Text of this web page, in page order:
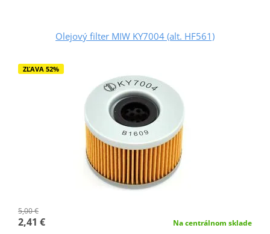
Olejový filter MIW KY7004 (alt. HF561)
ZĽAVA 52%
5,00 €
2,41 € Na centrálnom sklade